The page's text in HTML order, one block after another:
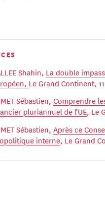
Shahin, La double
Le Grand Continent,
Sébastien,Comprendre
pluriannuel de l’UE, Le
Sébastien,Après ce
interne, Le Grand